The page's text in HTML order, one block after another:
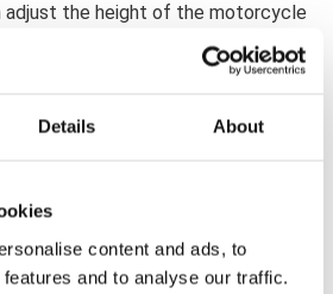
Details About
content and ads, to
and to analyse our traffic.
adjust the height of the motorcycle
of 2 inches. No permanent